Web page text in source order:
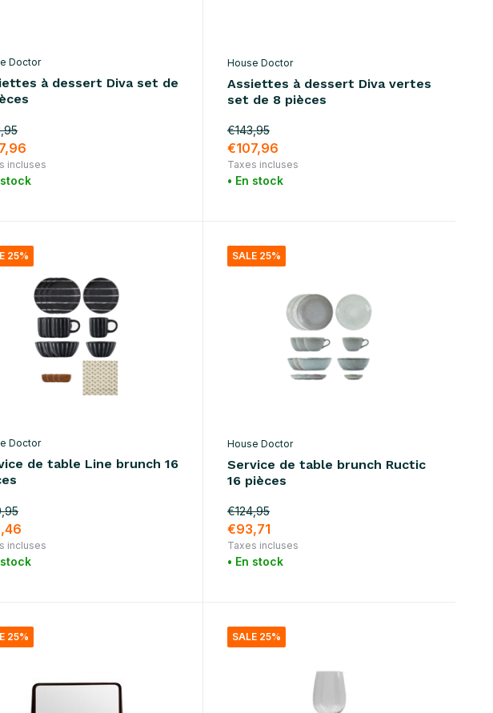
Doctor
à dessert Diva set de
incluses
stock
House Doctor
Assiettes à dessert Diva vertes
set de 8 pièces
€143,95
€107,96
Taxes incluses
• En stock
25%
Doctor
de table Line brunch 16
incluses
stock
SALE 25%
House Doctor
Service de table brunch Ructic
16 pièces
€124,95
€93,71
Taxes incluses
• En stock
25% SALE 25%